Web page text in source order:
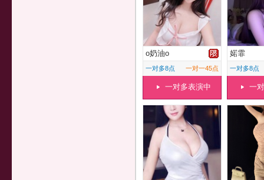
o奶油o
一对多8点 一对一45点
一对多表演中
婼霏
一对多8点
一